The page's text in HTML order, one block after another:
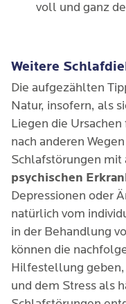
voll und ganz
Weitere
Die aufgezählten
Natur, insofern, als
Liegen die
nach anderen
Schlafstörungen mit
psychischen
Depressionen oder
natürlich vom
in der Behandlung
können die
Hilfestellung
und dem Stress als